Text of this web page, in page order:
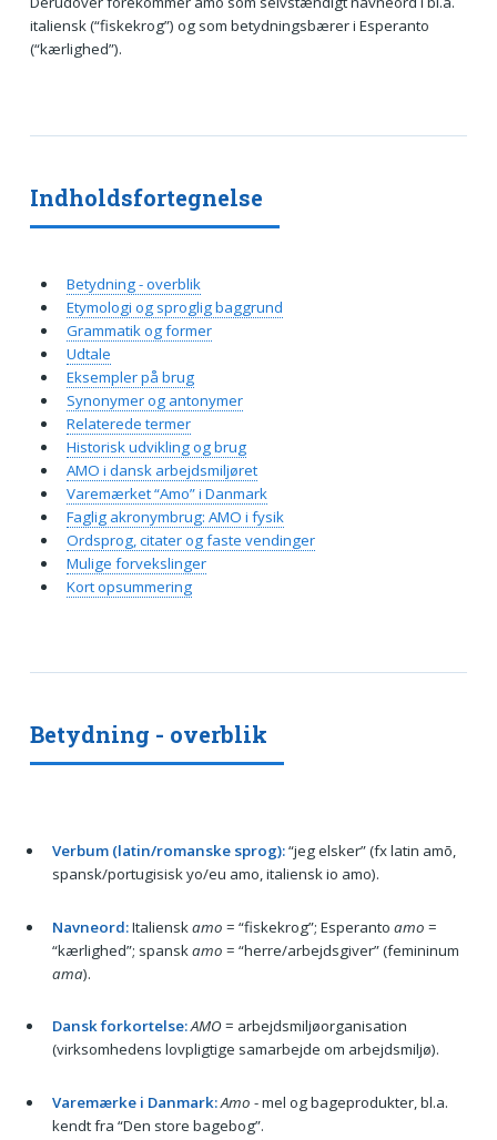
italiensk (“fiskekrog”) og som betydningsbærer i Esperanto
(“kærlighed”).
Betydning - overblik
Verbum (latin/romanske sprog):“jeg elsker” (fx latin amō,
spansk/portugisisk yo/eu amo, italiensk io amo).
Navneord:Italienskamo = “fiskekrog”; Esperanto amo =
“kærlighed”; spanskamo = “herre/arbejdsgiver” (femininum
ama).
Dansk forkortelse:AMO= arbejdsmiljøorganisation
(virksomhedens lovpligtige samarbejde om arbejdsmiljø).
Varemærke i Danmark:Amo - mel og bageprodukter, bl.a.
kendt fra “Den store bagebog”.
Indholdsfortegnelse
Betydning - overblik
Etymologi og sproglig baggrund
Grammatik og former
Udtale
Eksempler på brug
Synonymer og antonymer
Relaterede termer
Historisk udvikling og brug
AMO i dansk arbejdsmiljøret
Varemærket “Amo” i Danmark
Faglig akronymbrug: AMO i fysik
Ordsprog, citater og faste vendinger
Mulige forvekslinger
Kort opsummering